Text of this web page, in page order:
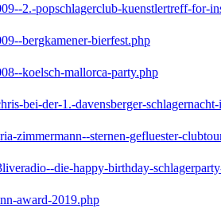
2.-popschlagerclub-kuenstlertreff-for-
bergkamener-bierfest.php
koelsch-mallorca-party.php
bei-der-1.-davensberger-
zimmermann--sternen-gefluester-
die-happy-birthday-
award-2019.php